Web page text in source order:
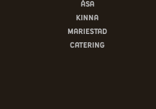
Åsa
Kinna
Mariestad
Catering